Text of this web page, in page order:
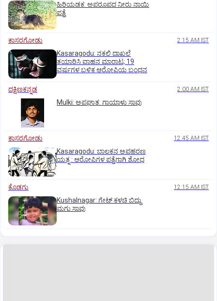
ಹಿರಿಯಡಕ: ಅಪರೂಪದ ನೀರು ನಾಯಿ
ಪತ್ತೆ
ಕಾಸರಗೋಡು 2:15 AM IST
Kasaragodu: ನಕಲಿ ದಾಖಲೆ
ತಯಾರಿಸಿ ವಾಹನ ಮಾರಾಟ; 19
ವರ್ಷಗಳ ಬಳಿಕ ಆರೋಪಿಯ ಬಂಧನ
ದಕ್ಷಿಣಕನ್ನಡ 2:00 AM IST
Mulki: ಅಪಘಾತ: ಗಾಯಾಳು ಸಾವು
ಕಾಸರಗೋಡು 12:45 AM IST
Kasaragodu: ಬಾಲಕನ ಅಪಹರಣ
ಯತ್ನ : ಆರೋಪಿಗಳ ಪತ್ತೆಗಾಗಿ ಶೋಧ
ಕೊಡಗು 12:15 AM IST
Kushalnagar: ಗೇಟ್ ಕಳಚಿ ಬಿದ್ದು
ಮಗು ಸಾವು